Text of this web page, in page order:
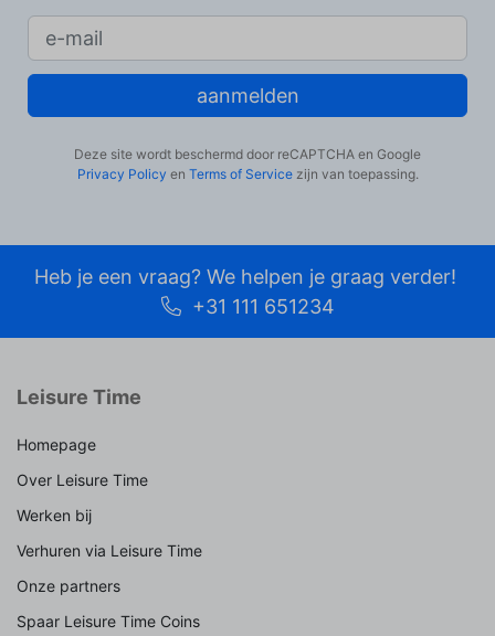
aanmelden
Deze site wordt beschermd door reCAPTCHA en Google
Privacy Policy en Terms of Servicezijn van toepassing.
Heb je een vraag? We helpen je graag verder!
+31 111 651234
Leisure Time
Homepage
Over Leisure Time
Werken bij
Verhuren via Leisure Time
Onze partners
Spaar Leisure Time Coins